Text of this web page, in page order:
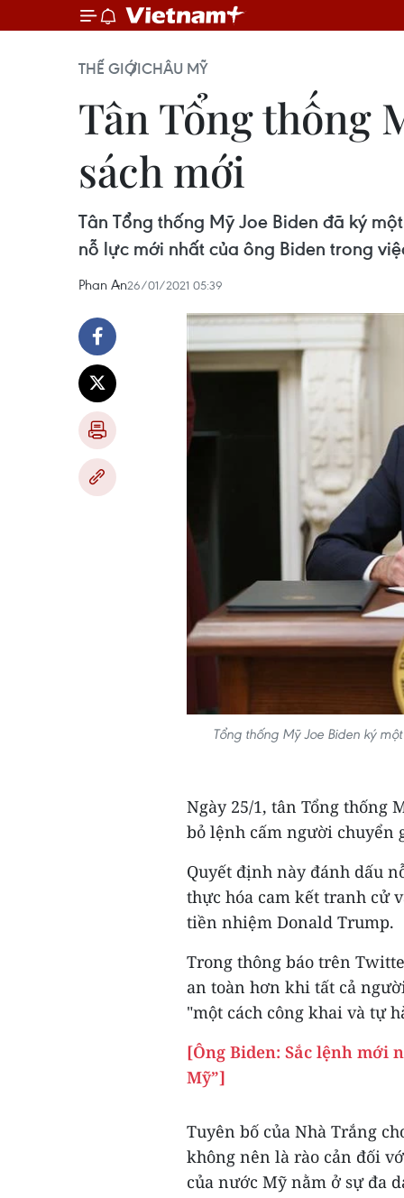
THẾ GIỚICHÂU MỸ
Tân Tổng thống
sách mới
Tân Tổng thống Mỹ Joe Biden đã ký
nỗ lực mới nhất của ông Biden trong
Phan An26/01/2021 05:39
Tổng thống Mỹ Joe Biden ký
Ngày 25/1, tân Tổng thống
bỏ lệnh cấm người chuyển
Quyết định này đánh dấu
thực hóa cam kết tranh cử
tiền nhiệm Donald Trump.
Trong thông báo trên
an toàn hơn khi tất cả
"một cách công khai và tự
[Ông Biden: Sắc lệnh mới
Mỹ”]
Tuyên bố của Nhà Trắng
không nên là rào cản đối
của nước Mỹ nằm ở sự đa